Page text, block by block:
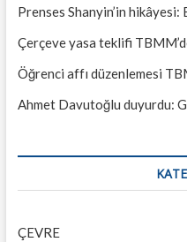
Prenses Shanyin’in hikâyesi:
Çerçeve yasa teklifi
Öğrenci affı düzenlemesi
Ahmet Davutoğlu duyurdu:
ÇEVRE